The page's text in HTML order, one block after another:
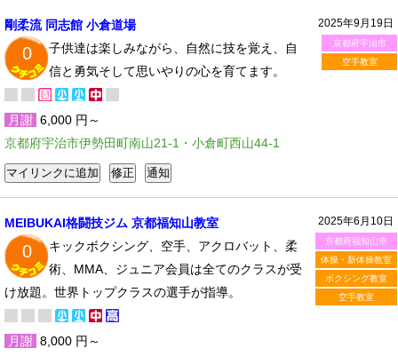
2025年9月19日
京都府宇治市
空手教室
剛柔流 同志館 小倉道場
0
子供達は楽しみながら、自然に技を覚え、自
信と勇気そして思いやりの心を育てます。
月謝 6,000 円～
京都府宇治市伊勢田町南山21-1・小倉町西山44-1
2025年6月10日
京都府福知山市
体操・新体操教室
ボクシング教室
空手教室
MEIBUKAI格闘技ジム 京都福知山教室
0
キックボクシング、空手、アクロバット、柔
術、MMA、ジュニア会員は全てのクラスが受
け放題。世界トップクラスの選手が指導。
月謝 8,000 円～